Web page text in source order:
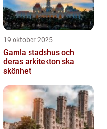
19 oktober 2025
Gamla stadshus och
deras arkitektoniska
skönhet